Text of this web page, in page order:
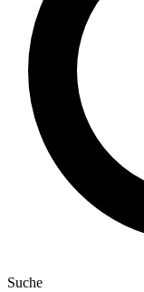
Suche